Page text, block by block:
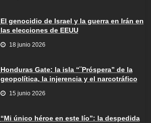
El genocidio de Israel y la guerra en Irán en
las elecciones de EEUU
18 junio 2026
Honduras Gate: la isla “¨Próspera” de la
geopolítica, la injerencia y el narcotráfico
15 junio 2026
“Mi único héroe en este lío”: la despedida